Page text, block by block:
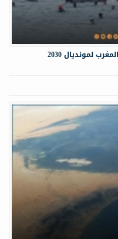
لمونديال 2030